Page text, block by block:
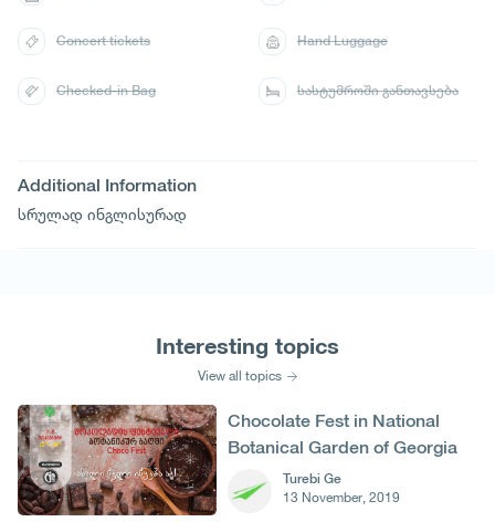
Additional Information
სრულად ინგლისურად
Concert tickets Hand Luggage
Checked-in Bag სასტუმროში განთავსება
Interesting topics
View all topics
Chocolate Fest in National
Botanical Garden of Georgia
Turebi Ge
13 November, 2019